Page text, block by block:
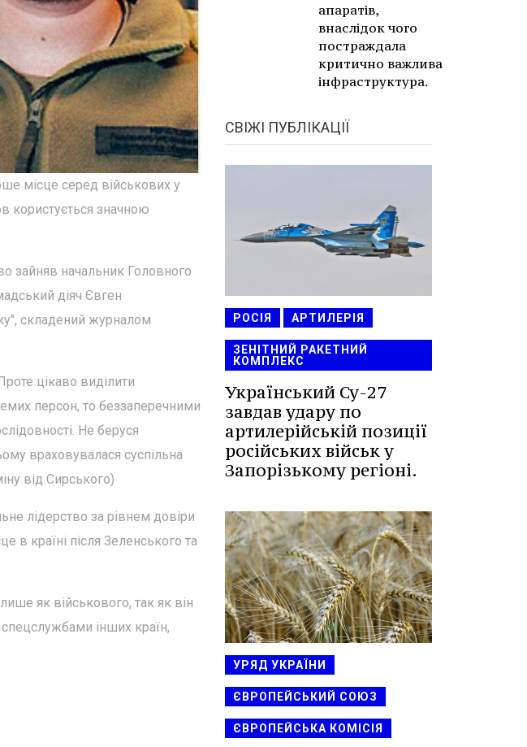
місце серед військових у
користується значною
зайняв начальник Головного
діяч Євген
складений журналом
цікаво виділити
персон, то беззаперечними
Не беруся
враховувалася суспільна
від Сирського)
лідерство за рівнем довіри
в країні після Зеленського та
як військового, так як він
спецслужбами інших країн,
апаратів,
внаслідок чого
постраждала
критично важлива
інфраструктура.
СВІЖІ ПУБЛІКАЦІЇ
РОСІЯ АРТИЛЕРІЯ
ЗЕНІТНИЙ РАКЕТНИЙ
КОМПЛЕКС
Український Су-27
завдав удару по
артилерійській позиції
російських військ у
Запорізькому регіоні.
УРЯД УКРАЇНИ
ЄВРОПЕЙСЬКИЙ СОЮЗ
ЄВРОПЕЙСЬКА КОМІСІЯ